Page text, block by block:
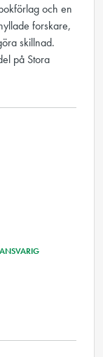
och en
forskare,
skillnad.
på Stora